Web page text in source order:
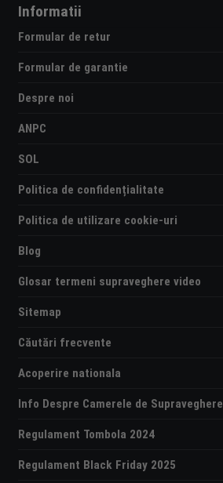
Informatii
Formular de retur
Formular de garantie
Despre noi
ANPC
SOL
Politica de confidențialitate
Politica de utilizare cookie-uri
Blog
Glosar termeni supraveghere video
Sitemap
Căutări frecvente
Acoperire nationala
Info Despre Camerele de Supraveghere
Regulament Tombola 2024
Regulament Black Friday 2025